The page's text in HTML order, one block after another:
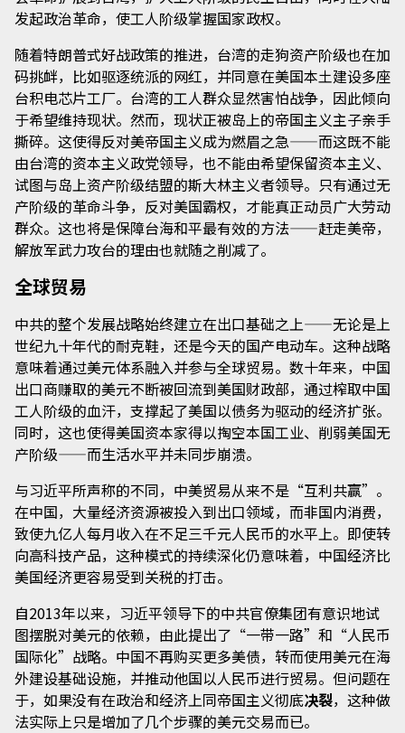
发起政治革命，使工人阶级掌握国家政权。
随着特朗普式好战政策的推进，台湾的走狗资产阶级也在加
码挑衅，比如驱逐统派的网红，并同意在美国本土建设多座
台积电芯片工厂。台湾的工人群众显然害怕战争，因此倾向
于希望维持现状。然而，现状正被岛上的帝国主义主子亲手
撕碎。这使得反对美帝国主义成为燃眉之急——而这既不能
由台湾的资本主义政党领导，也不能由希望保留资本主义、
试图与岛上资产阶级结盟的斯大林主义者领导。只有通过无
产阶级的革命斗争，反对美国霸权，才能真正动员广大劳动
群众。这也将是保障台海和平最有效的方法——赶走美帝，
解放军武力攻台的理由也就随之削减了。
全球贸易
中共的整个发展战略始终建立在出口基础之上——无论是上
世纪九十年代的耐克鞋，还是今天的国产电动车。这种战略
意味着通过美元体系融入并参与全球贸易。数十年来，中国
出口商赚取的美元不断被回流到美国财政部，通过榨取中国
工人阶级的血汗，支撑起了美国以债务为驱动的经济扩张。
同时，这也使得美国资本家得以掏空本国工业、削弱美国无
产阶级——而生活水平并未同步崩溃。
与习近平所声称的不同，中美贸易从来不是“互利共赢”。
在中国，大量经济资源被投入到出口领域，而非国内消费，
致使九亿人每月收入在不足三千元人民币的水平上。即使转
向高科技产品，这种模式的持续深化仍意味着，中国经济比
美国经济更容易受到关税的打击。
自2013年以来，习近平领导下的中共官僚集团有意识地试
图摆脱对美元的依赖，由此提出了“一带一路”和“人民币
国际化”战略。中国不再购买更多美债，转而使用美元在海
外建设基础设施，并推动他国以人民币进行贸易。但问题在
于，如果没有在政治和经济上同帝国主义彻底决裂，这种做
法实际上只是增加了几个步骤的美元交易而已。